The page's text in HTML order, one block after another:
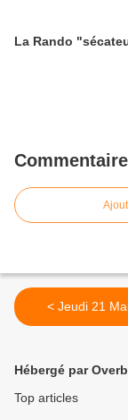
La Rando
< Jeudi 21
Hébergé par
Top articles